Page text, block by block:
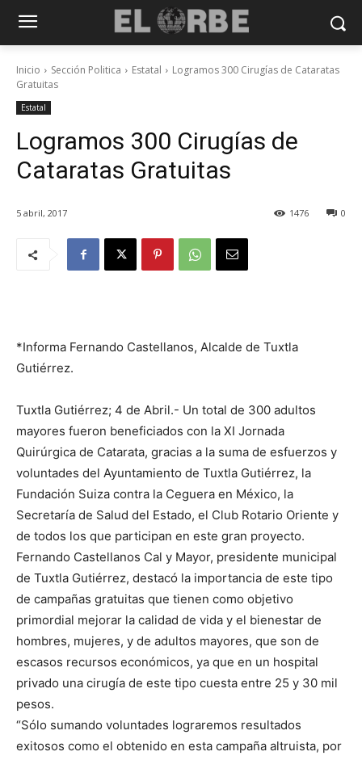
Inicio Sección Politica Estatal
Logramos 300 Cirugías de Cataratas
Gratuitas
Estatal
Logramos 300 Cirugías de
Cataratas Gratuitas
5 abril, 2017 0
1476
*Informa Fernando Castellanos, Alcalde de Tuxtla
Gutiérrez.
Tuxtla Gutiérrez; 4 de Abril.- Un total de 300 adultos
mayores fueron beneficiados con la XI Jornada
Quirúrgica de Catarata, gracias a la suma de esfuerzos y
voluntades del Ayuntamiento de Tuxtla Gutiérrez, la
Fundación Suiza contra la Ceguera en México, la
Secretaría de Salud del Estado, el Club Rotario Oriente y
de todos los que participan en este gran proyecto.
Fernando Castellanos Cal y Mayor, presidente municipal
de Tuxtla Gutiérrez, destacó la importancia de este tipo
de campañas gratuitas que tienen como objetivo
primordial mejorar la calidad de vida y el bienestar de
hombres, mujeres, y de adultos mayores, que son de
escasos recursos económicos, ya que en un hospital
privado una cirugía de este tipo cuesta entre 25 y 30 mil
pesos.
“Sólo sumando voluntades lograremos resultados
exitosos como el obtenido en esta campaña altruista, por